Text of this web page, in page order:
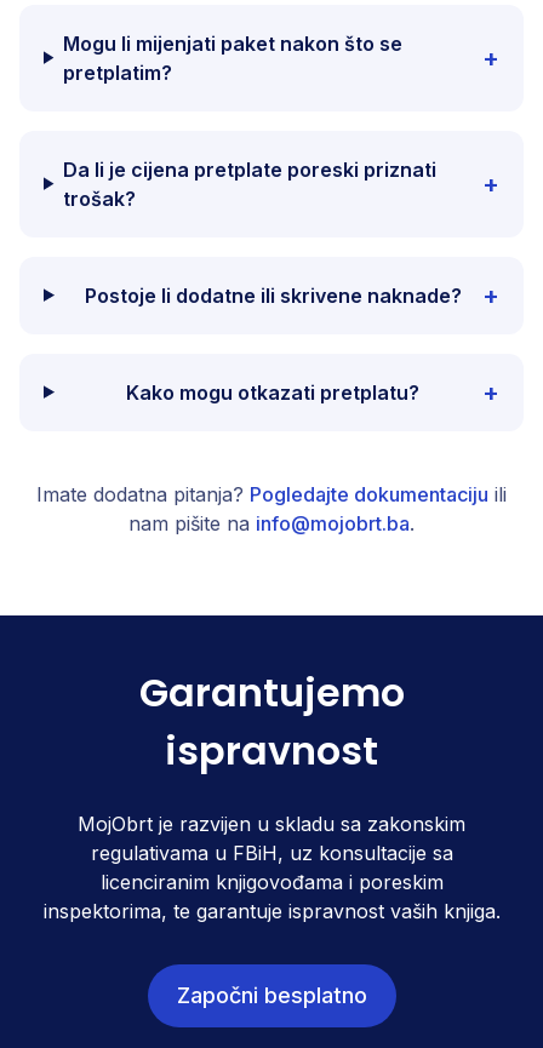
Mogu li mijenjati paket nakon što se
pretplatim?
+
Da li je cijena pretplate poreski priznati
trošak?
+
Postoje li dodatne ili skrivene naknade? +
Kako mogu otkazati pretplatu? +
Imate dodatna pitanja? Pogledajte dokumentaciju ili
nam pišite na info@mojobrt.ba.
Garantujemo
ispravnost
MojObrt je razvijen u skladu sa zakonskim
regulativama u FBiH, uz konsultacije sa
licenciranim knjigovođama i poreskim
inspektorima, te garantuje ispravnost vaših knjiga.
Započni besplatno